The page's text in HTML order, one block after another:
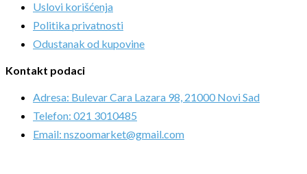
Uslovi korišćenja
Politika privatnosti
Odustanak od kupovine
Kontakt podaci
Adresa: Bulevar Cara Lazara 98, 21000 Novi Sad
Telefon: 021 3010485
Email: nszoomarket@gmail.com